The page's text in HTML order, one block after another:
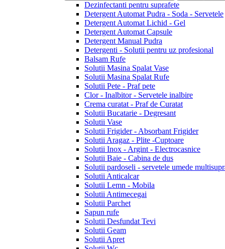
Dezinfectanti pentru suprafete
Detergent Automat Pudra - Soda - Servetele
Detergent Automat Lichid - Gel
Detergent Automat Capsule
Detergent Manual Pudra
Detergenti - Solutii pentru uz profesional
Balsam Rufe
Solutii Masina Spalat Vase
Solutii Masina Spalat Rufe
Solutii Pete - Praf pete
Clor - Inalbitor - Servetele inalbire
Crema curatat - Praf de Curatat
Solutii Bucatarie - Degresant
Solutii Vase
Solutii Frigider - Absorbant Frigider
Solutii Aragaz - Plite -Cuptoare
Solutii Inox - Argint - Electrocasnice
Solutii Baie - Cabina de dus
Solutii pardoseli - servetele umede
Solutii Anticalcar
Solutii Lemn - Mobila
Solutii Antimecegai
Solutii Parchet
Sapun rufe
Solutii Desfundat Tevi
Solutii Geam
Solutii Apret